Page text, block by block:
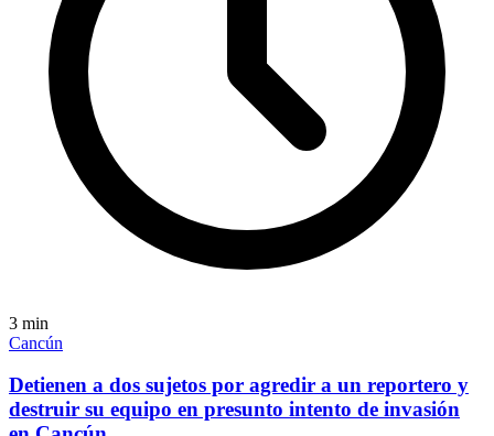
3 min
Cancún
Detienen a dos sujetos por agredir a un reportero y
destruir su equipo en presunto intento de invasión